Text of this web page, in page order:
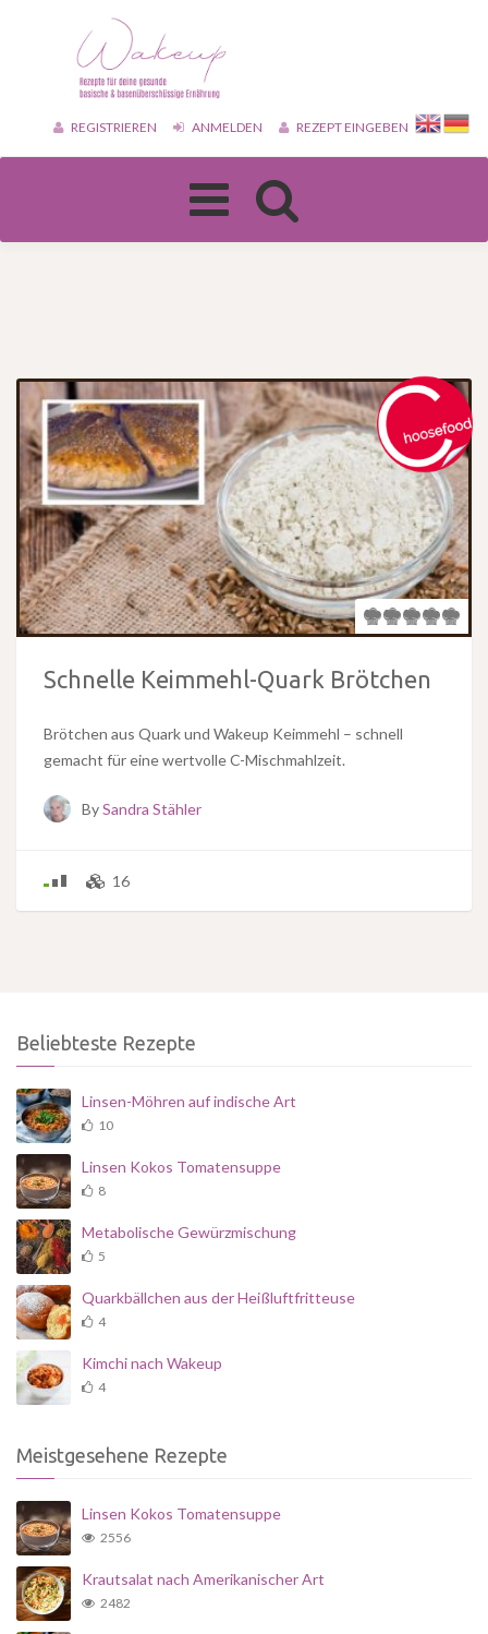
REGISTRIEREN ANMELDEN REZEPT EINGEBEN
Toggle
navigation
Schnelle Keimmehl-Quark Brötchen
Brötchen aus Quark und Wakeup Keimmehl – schnell
gemacht für eine wertvolle C-Mischmahlzeit.
BySandra Stähler
16
Beliebteste Rezepte
Linsen-Möhren auf indische Art
10
Linsen Kokos Tomatensuppe
8
Metabolische Gewürzmischung
5
Quarkbällchen aus der Heißluftfritteuse
4
Kimchi nach Wakeup
4
Meistgesehene Rezepte
Linsen Kokos Tomatensuppe
2556
Krautsalat nach Amerikanischer Art
2482